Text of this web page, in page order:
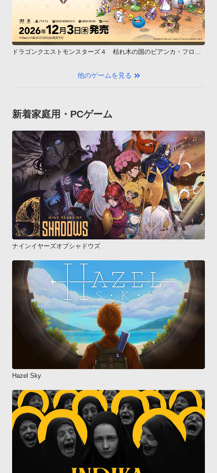
ドラゴンクエストモンスターズ４ 枯れ木の国のビアンカ・フロー
他のゲームを見る
新着家庭用・PCゲーム
ナインイヤーズオブシャドウズ
Hazel Sky